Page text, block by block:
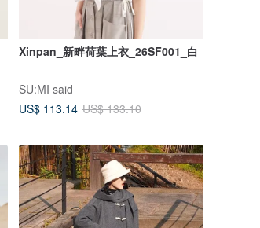
Xinpan_新畔荷葉上衣_26SF001_白
SU:MI said
US$ 113.14 US$ 133.10